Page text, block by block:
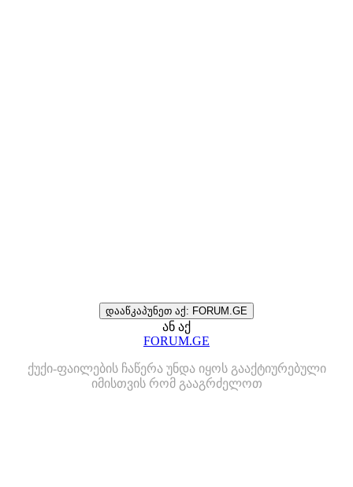
დააწკაპუნეთ აქ: FORUM.GE
ან აქ
FORUM.GE
ქუქი-ფაილების ჩაწერა უნდა იყოს გააქტიურებული
იმისთვის რომ გააგრძელოთ